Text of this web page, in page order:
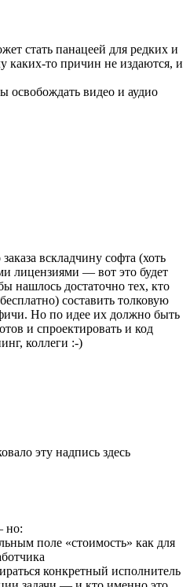
стать панацеей для редких и
каких-то причин не издаются, и
освобождать видео и аудио
вскладчину софта (хоть
лицензиями — вот это будет
нашлось достаточно тех, кто
составить толковую
Но по идее их должно быть
и спроектировать и код
коллеги :-)
эту надпись здесь
но:
поле «стоимость» как для
конкретный исполнитель